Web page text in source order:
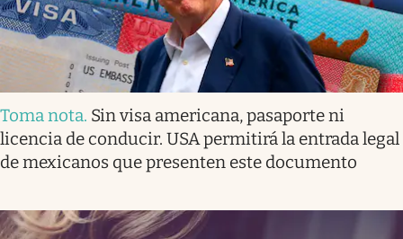
Toma nota. Sin visa americana, pasaporte ni
licencia de conducir. USA permitirá la entrada legal
de mexicanos que presenten este documento